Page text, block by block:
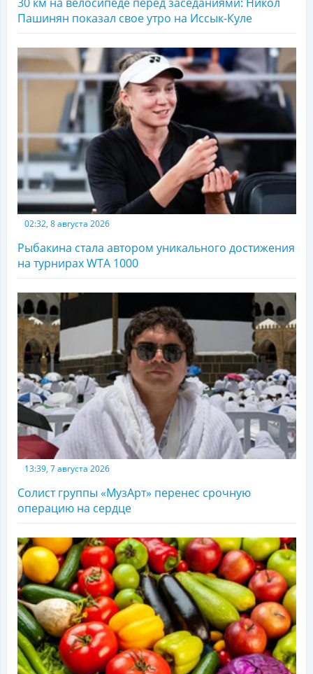
Пашинян показал свое утро на Иссык-Куле
02:32, 8 августа 2026
Рыбакина стала автором уникального достижения
на турнирах WTA 1000
13:39, 7 августа 2026
Солист группы «МузАрт» перенес срочную
операцию на сердце